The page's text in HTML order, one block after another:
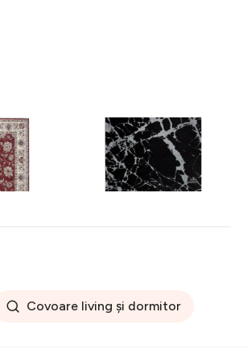
ALT
cm
Covor rezistent SM 21 -
Black, Silver XW, 80x300
441 lei
Covoare living și dormitor